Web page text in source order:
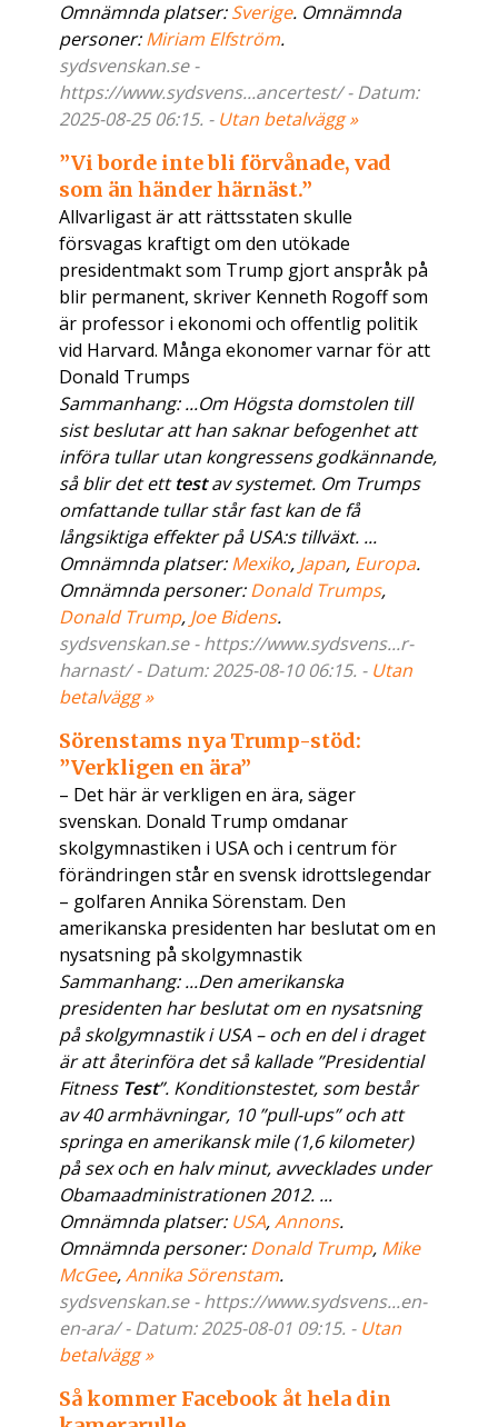
Omnämnda platser:Sverige. Omnämnda
personer:Miriam Elfström.
sydsvenskan.se -
https://www.sydsvens...ancertest/ - Datum:
2025-08-25 06:15. - Utan betalvägg »
”Vi borde inte bli förvånade, vad
som än händer härnäst.”
Allvarligast är att rättsstaten skulle
försvagas kraftigt om den utökade
presidentmakt som Trump gjort anspråk på
blir permanent, skriver Kenneth Rogoff som
är professor i ekonomi och offentlig politik
vid Harvard. Många ekonomer varnar för att
Donald Trumps
Sammanhang: ...Om Högsta domstolen till
sist beslutar att han saknar befogenhet att
införa tullar utan kongressens godkännande,
så blir det etttestav systemet. Om Trumps
omfattande tullar står fast kan de få
långsiktiga effekter på USA:s tillväxt. ...
Omnämnda platser:Mexiko, Japan, Europa.
Omnämnda personer:Donald Trumps,
Donald Trump, Joe Bidens.
sydsvenskan.se - https://www.sydsvens...r-
harnast/ - Datum: 2025-08-10 06:15. - Utan
betalvägg »
Sörenstams nya Trump-stöd:
”Verkligen en ära”
– Det här är verkligen en ära, säger
svenskan. Donald Trump omdanar
skolgymnastiken i USA och i centrum för
förändringen står en svensk idrottslegendar
– golfaren Annika Sörenstam. Den
amerikanska presidenten har beslutat om en
nysatsning på skolgymnastik
Sammanhang: ...Den amerikanska
presidenten har beslutat om en nysatsning
på skolgymnastik i USA – och en del i draget
är att återinföra det så kallade ”Presidential
Fitness Test”. Konditionstestet, som består
av 40 armhävningar, 10 ”pull-ups” och att
springa en amerikansk mile (1,6 kilometer)
på sex och en halv minut, avvecklades under
Obamaadministrationen 2012. ...
Omnämnda platser: USA,Annons.
Omnämnda personer:Donald Trump, Mike
McGee,Annika Sörenstam.
sydsvenskan.se - https://www.sydsvens...en-
en-ara/ - Datum: 2025-08-01 09:15. - Utan
betalvägg »
Så kommer Facebook åt hela din